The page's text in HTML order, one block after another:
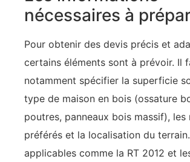
nécessaires à
Pour obtenir des devis précis et
certains éléments sont à prévoir. Il
notamment spécifier la superficie
type de maison en bois (ossature
poutres, panneaux bois massif), les
préférés et la localisation du
applicables comme la RT 2012 et